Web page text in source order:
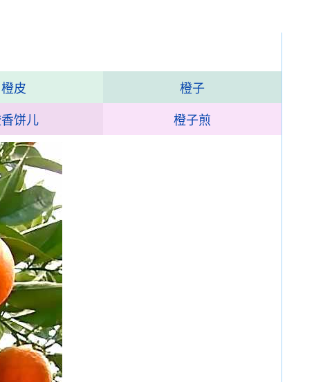
橙皮 橙子
饼儿 橙子煎